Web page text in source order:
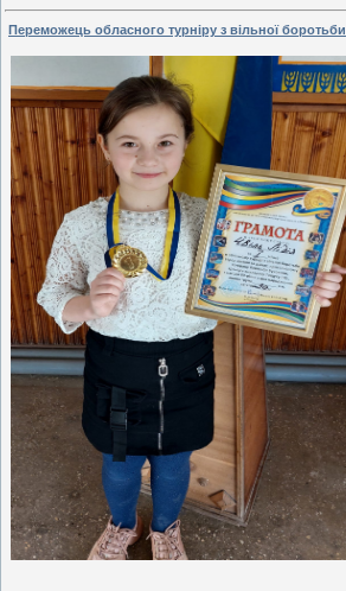
Переможець обласного турніру з вільної боротьби